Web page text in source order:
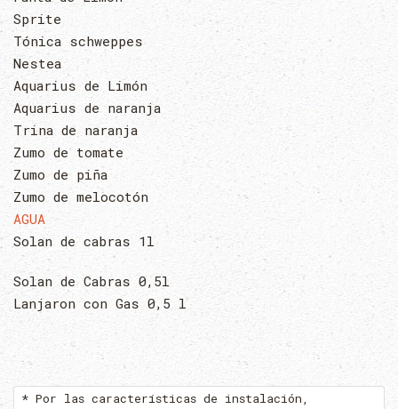
Sprite
Tónica schweppes
Nestea
Aquarius de Limón
Aquarius de naranja
Trina de naranja
Zumo de tomate
Zumo de piña
Zumo de melocotón
AGUA
Solan de cabras 1l
Solan de Cabras 0,5l
Lanjaron con Gas 0,5 l
* Por las características de instalación,